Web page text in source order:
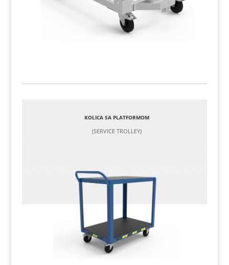
KOLICA SA PLATFORMOM
(SERVICE TROLLEY)